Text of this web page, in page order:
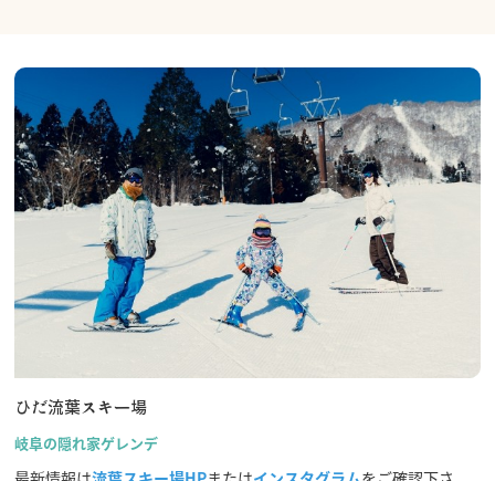
ひだ流葉スキー場
岐阜の隠れ家ゲレンデ